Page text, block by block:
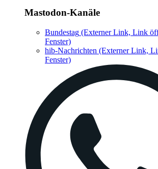
Mastodon-Kanäle
Bundestag (Externer Link, Link
Fenster)
hib-Nachrichten (Externer Link,
Fenster)